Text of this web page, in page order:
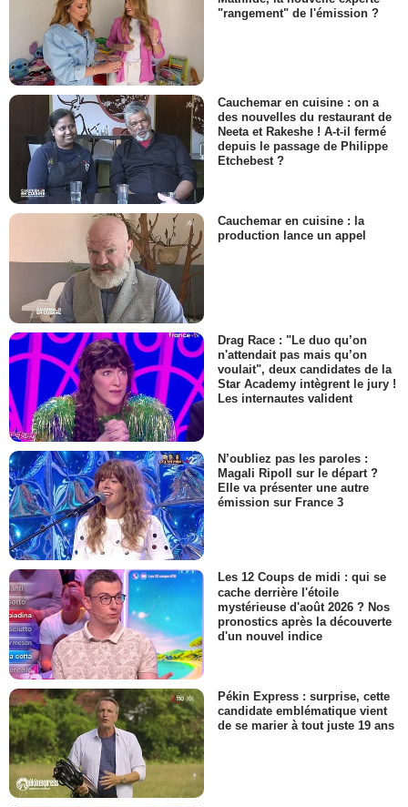
"rangement" de l'émission ?
Cauchemar en cuisine : on a
des nouvelles du restaurant de
Neeta et Rakeshe ! A-t-il fermé
depuis le passage de Philippe
Etchebest ?
Cauchemar en cuisine : la
production lance un appel
Drag Race : "Le duo qu’on
n'attendait pas mais qu’on
voulait", deux candidates de la
Star Academy intègrent le jury !
Les internautes valident
N’oubliez pas les paroles :
Magali Ripoll sur le départ ?
Elle va présenter une autre
émission sur France 3
Les 12 Coups de midi : qui se
cache derrière l'étoile
mystérieuse d'août 2026 ? Nos
pronostics après la découverte
d'un nouvel indice
Pékin Express : surprise, cette
candidate emblématique vient
de se marier à tout juste 19 ans